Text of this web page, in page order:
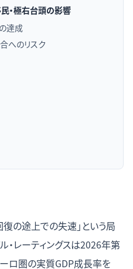
・極右台頭の影響
達成
へのリスク
の途上での失速」という局
・レーティングスは2026年第
ロ圏の実質GDP成長率を